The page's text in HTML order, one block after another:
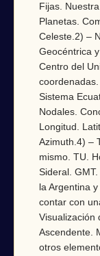
Fijas.
Planetas.
Celeste.2) –
Geocéntrica
Centro del
Sistema
Nodales.
Longitud.
Azimuth.4) –
mismo. TU.
Sideral.
la Argentina
contar con
Visualización
Ascendente.
otros